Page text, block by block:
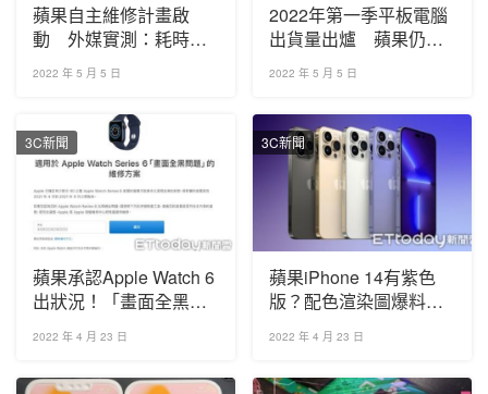
蘋果自主維修計畫啟
動 外媒實測：耗時、
困難且不划算
2022 年 5 月 5 日
2022年第一季平板電腦
出貨量出爐 蘋果仍位
居領導地位
2022 年 5 月 5 日
3C新聞
蘋果承認Apple Watch 6
出狀況！「畫面全黑」
免費維修 資格查詢看
這
2022 年 4 月 23 日
3C新聞
蘋果iPhone 14有紫色
版？配色渲染圖爆料曝
光 原彩閃光燈將升級
2022 年 4 月 23 日